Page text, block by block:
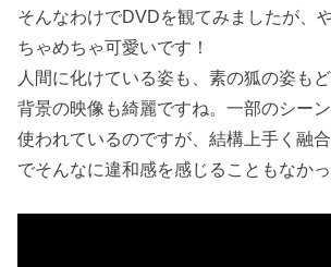
そんなわけでDVDを観てみましたが、
ちゃめちゃ可愛いです！
人間に化けている姿も、素の狐の姿も
背景の映像も綺麗ですね。一部のシー
使われているのですが、結構上手く融
でそんなに違和感を感じることもなかっ